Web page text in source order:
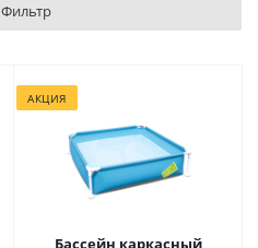
Фильтр
АКЦИЯ
Бассейн каркасный